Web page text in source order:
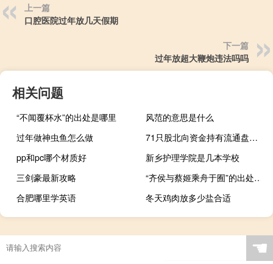
上一篇
口腔医院过年放几天假期
下一篇
过年放超大鞭炮违法吗吗
相关问题
“不闻覆杯水”的出处是哪里
风范的意思是什么
过年做神虫鱼怎么做
71只股北向资金持有流通盘的比例超10%
pp和pc哪个材质好
新乡护理学院是几本学校
三剑豪最新攻略
“齐侯与蔡姬乘舟于囿”的出处是哪里
合肥哪里学英语
冬天鸡肉放多少盐合适
☚